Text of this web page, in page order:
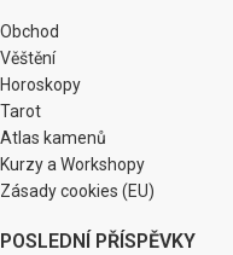
Obchod
Věštění
Horoskopy
Tarot
Atlas kamenů
Kurzy a Workshopy
Zásady cookies (EU)
POSLEDNÍ PŘÍSPĚVKY